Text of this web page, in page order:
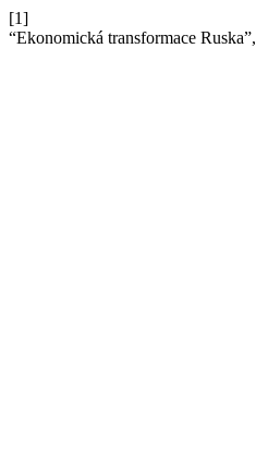
[1]
“Ekonomická transformace Ruska”,